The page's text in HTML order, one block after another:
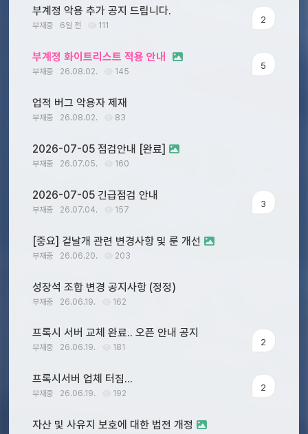
부계정 악용 추가 공지 드립니다.
부재중 6일 전 111
2
부계정 화이트리스트 적용 안내
부재중 26.08.02. 145
5
업적 버그 악용자 제재
부재중 26.08.02. 83
2026-07-05 점검안내 [완료]
부재중 26.07.05. 160
2026-07-05 긴급점검 안내
부재중 26.07.04. 157
3
[중요] 겉날개 관련 변경사항 및 룬 개선
부재중 26.06.20. 203
성장석 조합 변경 공지사항 (정정)
부재중 26.06.19. 162
프록시 서버 교체 완료.. 오픈 안내 공지
부재중 26.06.19. 181
2
프록시서버 업체 터짐...
부재중 26.06.19. 192
2
자산 및 사유지 보호에 대한 법전 개정